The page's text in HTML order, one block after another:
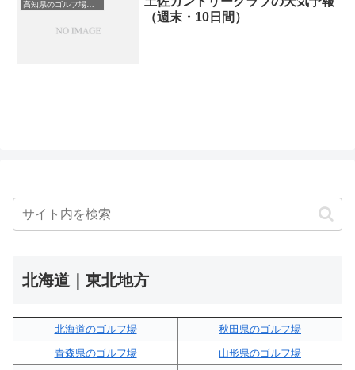
高知県のゴルフ場一覧｜距離が長い・広いゴルフ場ランキング
（週末・10日間）
北海道｜東北地方
北海道のゴルフ場
秋田県のゴルフ場
青森県のゴルフ場
山形県のゴルフ場